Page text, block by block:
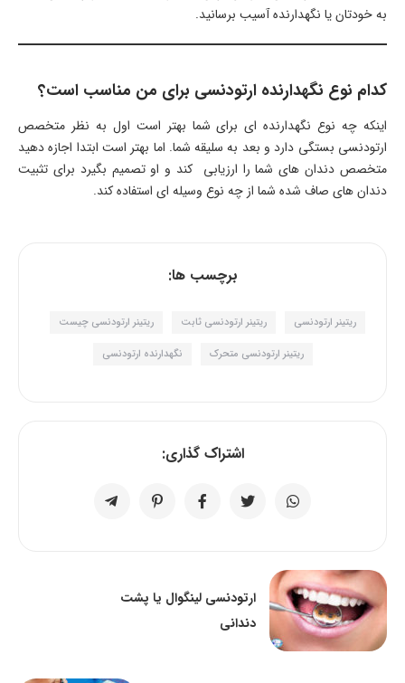
به خودتان یا نگهدارنده آسیب برسانید.
کدام نوع نگهدارنده ارتودنسی برای من مناسب است؟
اینکه چه نوع نگهدارنده ای برای شما بهتر است اول به نظر متخصص
ارتودنسی بستگی دارد و بعد به سلیقه شما. اما بهتر است ابتدا اجازه دهید
متخصص دندان های شما را ارزیابی کند و او تصمیم بگیرد برای تثبیت
دندان های صاف شده شما از چه نوع وسیله ای استفاده کند.
برچسب ها:
ریتینر ارتودنسی ریتینر ارتودنسی ثابت ریتینر ارتودنسی چیست
ریتینر ارتودنسی متحرک نگهدارنده ارتودنسی
اشتراک گذاری:
ارتودنسی لینگوال یا پشت
دندانی